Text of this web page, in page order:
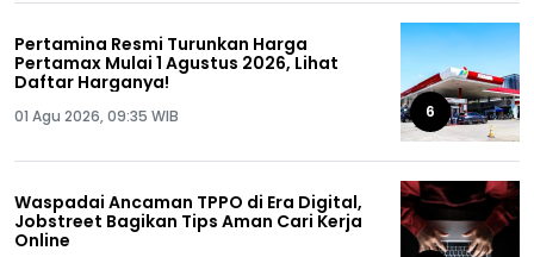
Pertamina Resmi Turunkan Harga
Pertamax Mulai 1 Agustus 2026, Lihat
Daftar Harganya!
01 Agu 2026, 09:35 WIB 6
Waspadai Ancaman TPPO di Era Digital,
Jobstreet Bagikan Tips Aman Cari Kerja
Online